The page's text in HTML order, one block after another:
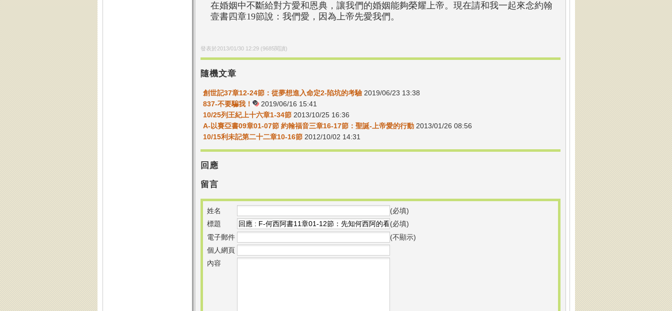
在婚姻中不斷給對方愛和恩典，讓我們的婚姻能夠榮耀上帝。現在請和我一起來念約翰
壹書四章19節說：我們愛，因為上帝先愛我們。
發表於2013/01/30 12:29(9685閱讀)
隨機文章
創世記37章12-24節：從夢想進入命定2-陷坑的考驗2019/06/23 13:38
837-不要騙我！
2019/06/16 15:41
10/25列王紀上十六章1-34節2013/10/25 16:36
A-以賽亞書09章01-07節 約翰福音三章16-17節：聖誕-上帝愛的行動2013/01/26 08:56
10/15利未記第二十二章10-16節2012/10/02 14:31
回應
留言
姓名
(必填)
標題
(必填)
電子郵件
(不顯示)
個人網頁
內容